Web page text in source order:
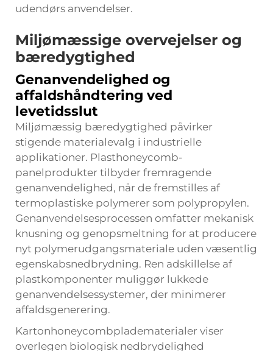
udendørs anvendelser.
Miljømæssige overvejelser og
bæredygtighed
Genanvendelighed og
affaldshåndtering ved
levetidsslut
Miljømæssig bæredygtighed påvirker
stigende materialevalg i industrielle
applikationer. Plasthoneycomb-
panelprodukter tilbyder fremragende
genanvendelighed, når de fremstilles af
termoplastiske polymerer som polypropylen.
Genanvendelsesprocessen omfatter mekanisk
knusning og genopsmeltning for at producere
nyt polymerudgangsmateriale uden væsentlig
egenskabsnedbrydning. Ren adskillelse af
plastkomponenter muliggør lukkede
genanvendelsessystemer, der minimerer
affaldsgenerering.
Kartonhoneycombpladematerialer viser
overlegen biologisk nedbrydelighed